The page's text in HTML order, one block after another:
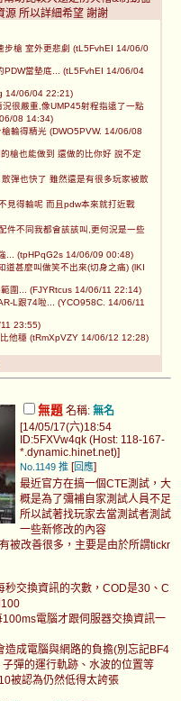
源 所以詳細希望 謝謝
步槍 室外更悲劇 (tL5FvhEI 14/06/0
PDW當墊底... (tL5FvhEI 14/06/04
14/06/04 22:21)
很嚴重,像UMP45射程指遠了一點
08 14:34)
輸得精光 (DWO5PVW. 14/06/08
槍也能做到 還做的比你好 說不定
彈也快了 雖然還是有很多玩家被散
見得輸呢 而且pdw本來就打近戰
件不同我都會該該叫,更何況是一些
... (tpHPqG2s 14/06/09 00:48)
道甚麼叫做笑不出來(切身之痛) (lKI
圍... (FJYRtcus 14/06/11 22:14)
L跟74啦... (YCO958C. 14/06/11
23:55)
他穩 (tRmXpVZY 14/06/12 12:28)
無題 名稱: 無名
[14/05/17(六)18:54
ID:5FXVw4qk (Host: 118-167-
*.dynamic.hinet.net)]
No.1149 推 [回應]
最近官方在搞一個CTE測試，大
概是為了彌補自家測試人員不足
所以試著找玩家去當測試者測試
一些新修改的內容
被改善很多，主要是由於所謂tickr
交換資訊的次數，COD是30、C
電腦才跟伺服器交換資訊一
成電腦與網路的負擔(別忘記BF4
彈的運行軌跡、水波的位置等
被認為仍然低得太誇張